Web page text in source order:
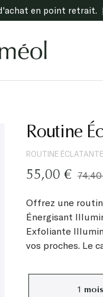
en point retrait.
Prix
vente
55,00 € Prix
Routine
ROUTINE
1 mois
Offrez une
Énergisant
Exfoliante
vos proches. Le